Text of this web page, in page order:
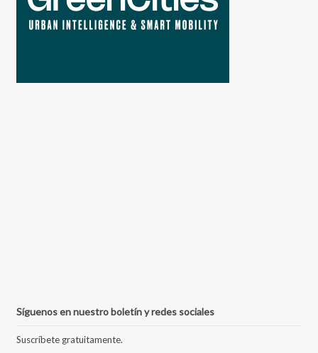
Síguenos en nuestro boletín y redes sociales
Suscríbete gratuitamente.